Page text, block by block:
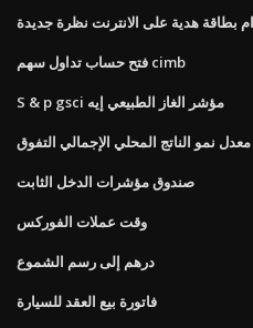
بطاقة هدية على الانترنت نظرة جديدة
فتح حساب تداول سهم cimb
S & p gsci مؤشر الغاز الطبيعي إيه
نمو الناتج المحلي الإجمالي التفوق
صندوق مؤشرات الدخل الثابت
وقت عملات الفوركس
درهم إلى رسم الشموع
فاتورة بيع العقد للسيارة